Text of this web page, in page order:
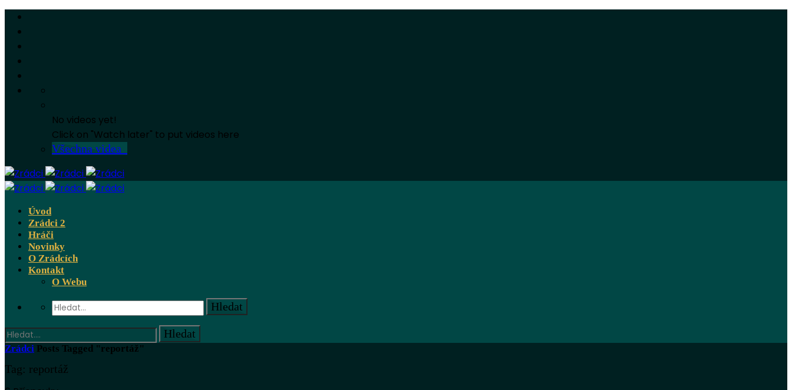
No videos yet!
Click on "Watch later" to put videos here
Všechna videa
Úvod
Zrádci 2
Hráči
Novinky
O Zrádcích
Kontakt
O Webu
Zrádci Posts Tagged "reportáž"
Tag: reportáž